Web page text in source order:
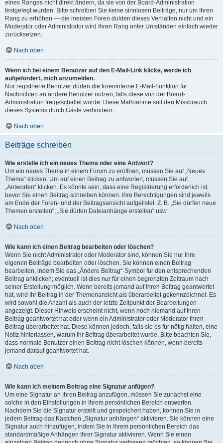
eines Ranges nicht direkt ändern, da sie von der Board-Administration
festgelegt wurden. Bitte schreiben Sie keine sinnlosen Beiträge, nur um Ihren
Rang zu erhöhen — die meisten Foren dulden dieses Verhalten nicht und ein
Moderator oder Administrator wird Ihren Rang unter Umständen einfach wieder
zurücksetzen.
Nach oben
Wenn ich bei einem Benutzer auf den E-Mail-Link klicke, werde ich
aufgefordert, mich anzumelden.
Nur registrierte Benutzer dürfen die foreninterne E-Mail-Funktion für
Nachrichten an andere Benutzer nutzen, falls diese von der Board-
Administration freigeschaltet wurde. Diese Maßnahme soll den Missbrauch
dieses Systems durch Gäste verhindern.
Nach oben
Beiträge schreiben
Wie erstelle ich ein neues Thema oder eine Antwort?
Um ein neues Thema in einem Forum zu eröffnen, müssen Sie auf „Neues
Thema“ klicken. Um auf einen Beitrag zu antworten, müssen Sie auf
„Antworten“ klicken. Es könnte sein, dass eine Registrierung erforderlich ist,
bevor Sie einen Beitrag schreiben können. Ihre Berechtigungen sind jeweils
am Ende der Foren- und der Beitragsansicht aufgelistet. Z. B. „Sie dürfen neue
Themen erstellen“, „Sie dürfen Dateianhänge erstellen“ usw.
Nach oben
Wie kann ich einen Beitrag bearbeiten oder löschen?
Wenn Sie nicht Administrator oder Moderator sind, können Sie nur Ihre
eigenen Beiträge bearbeiten oder löschen. Sie können einen Beitrag
bearbeiten, indem Sie das „Ändere Beitrag“-Symbol für den entsprechenden
Beitrag anklicken; eventuell ist dies nur für einen begrenzten Zeitraum nach
seiner Erstellung möglich. Wenn bereits jemand auf Ihren Beitrag geantwortet
hat, wird Ihr Beitrag in der Themenansicht als überarbeitet gekennzeichnet. Es
wird sowohl die Anzahl als auch der letzte Zeitpunkt der Bearbeitungen
angezeigt. Dieser Hinweis erscheint nicht, wenn noch niemand auf Ihren
Beitrag geantwortet hat oder wenn ein Administrator oder Moderator Ihren
Beitrag überarbeitet hat. Diese können jedoch, falls sie es für nötig halten, eine
Notiz hinterlassen, warum Ihr Beitrag überarbeitet wurde. Bitte beachten Sie,
dass normale Benutzer einen Beitrag nicht löschen können, wenn bereits
jemand darauf geantwortet hat.
Nach oben
Wie kann ich meinem Beitrag eine Signatur anfügen?
Um eine Signatur an Ihren Beitrag anzufügen, müssen Sie zunächst eine
solche in den Einstellungen in Ihrem persönlichen Bereich entwerfen.
Nachdem Sie die Signatur erstellt und gespeichert haben, können Sie in
jedem Beitrag das Kästchen „Signatur anhängen“ aktivieren. Sie können eine
Signatur auch hinzufügen, indem Sie in Ihrem persönlichen Bereich das
standardmäßige Anhängen Ihrer Signatur aktivieren. Wenn Sie einen